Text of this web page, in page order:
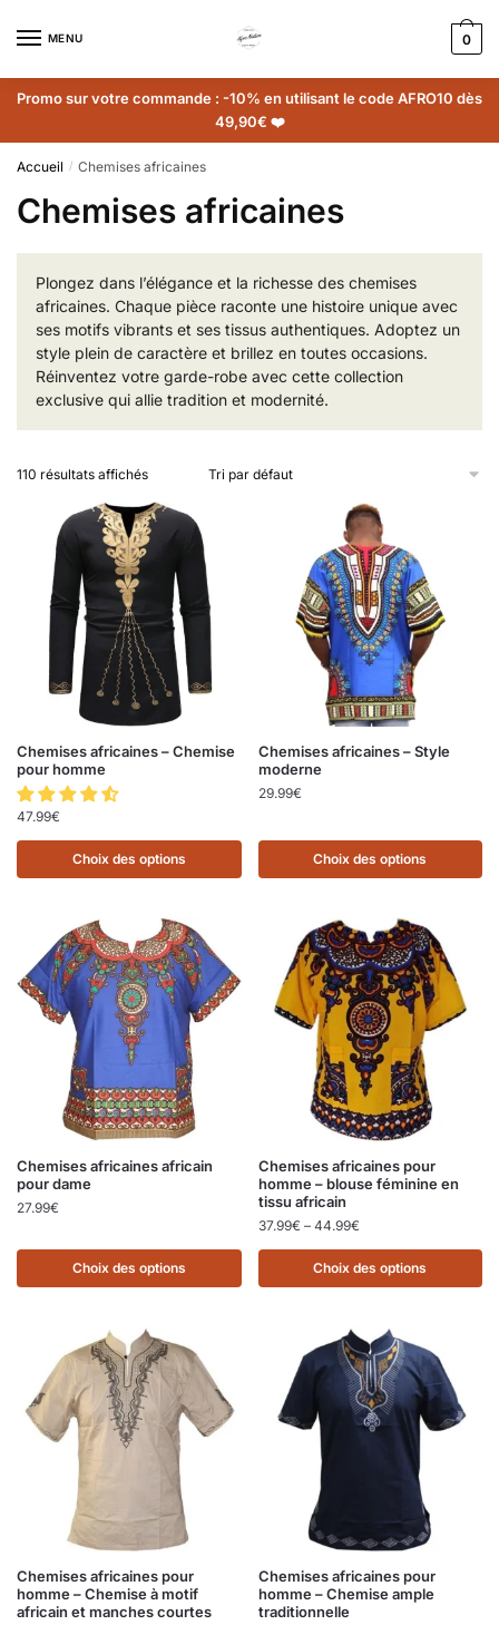
MENU 0
Promo sur votre commande : -10% en utilisant le code AFRO10 dès
49,90€ ❤️
Accueil / Chemises africaines
Chemises africaines
Plongez dans l’élégance et la richesse des chemises
africaines. Chaque pièce raconte une histoire unique avec
ses motifs vibrants et ses tissus authentiques. Adoptez un
style plein de caractère et brillez en toutes occasions.
Réinventez votre garde-robe avec cette collection
exclusive qui allie tradition et modernité.
110 résultats affichés
Chemises africaines – Chemise
pour homme
47.99€
Choix des options
Chemises africaines – Style
moderne
29.99€
Choix des options
Chemises africaines africain
pour dame
27.99€
Choix des options
Chemises africaines pour
homme – blouse féminine en
tissu africain
37.99€ – 44.99€
Choix des options
Chemises africaines pour
homme – Chemise à motif
africain et manches courtes
Chemises africaines pour
homme – Chemise ample
traditionnelle